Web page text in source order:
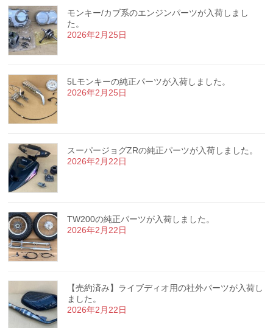
モンキー/カブ系のエンジンパーツが入荷しまし
た。
2026年2月25日
5Lモンキーの純正パーツが入荷しました。
2026年2月25日
スーパージョグZRの純正パーツが入荷しました。
2026年2月22日
TW200の純正パーツが入荷しました。
2026年2月22日
【売約済み】ライブディオ用の社外パーツが入荷し
ました。
2026年2月22日